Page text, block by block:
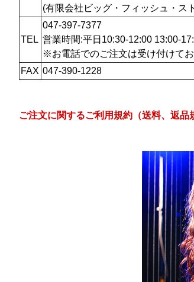
(有限会社ビッグ・フィッシュ・ス
TEL
047-397-7377
営業時間:平日10:30-12:00 13:00-
※お電話でのご注文は受け付けてお
FAX 047-390-1228
ご注文に関するご利用規約（送料、返品